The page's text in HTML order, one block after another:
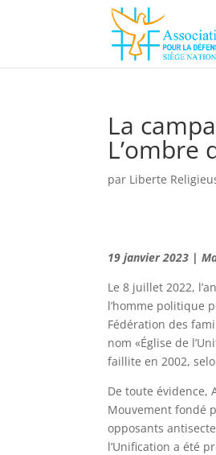
La
par Liberte
19 janvier 2023 |
Le 8 juillet 2022,
l’homme politique
Fédération des
nom «Église de
faillite en 2002,
De toute évidence,
Mouvement fondé
opposants
l’Unification a été